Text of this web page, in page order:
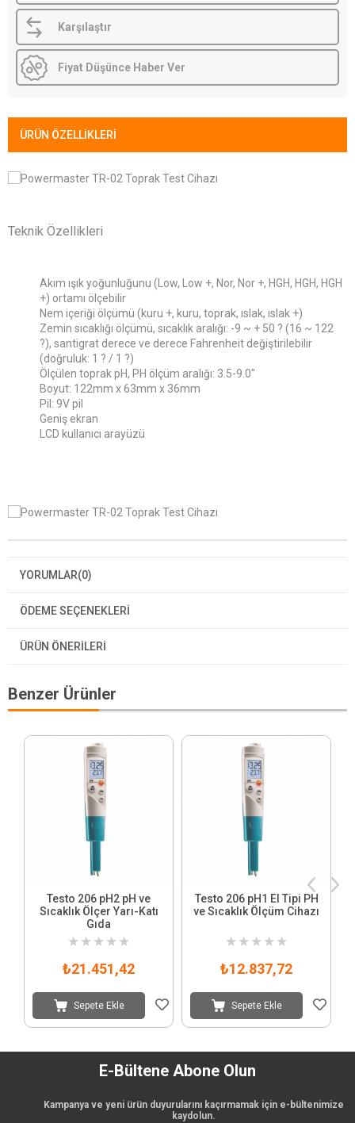
Karşılaştır
Fiyat Düşünce Haber Ver
ÜRÜN ÖZELLIKLERI
Teknik Özellikleri
Akım ışık yoğunluğunu (Low, Low +, Nor, Nor +, HGH, HGH, HGH
+) ortamı ölçebilir
Nem içeriği ölçümü (kuru +, kuru, toprak, ıslak, ıslak +)
Zemin sıcaklığı ölçümü, sıcaklık aralığı: -9 ~ + 50 ? (16 ~ 122
?), santigrat derece ve derece Fahrenheit değiştirilebilir
(doğruluk: 1 ? / 1 ?)
Ölçülen toprak pH, PH ölçüm aralığı: 3.5-9.0"
Boyut: 122mm x 63mm x 36mm
Pil: 9V pil
Geniş ekran
LCD kullanıcı arayüzü
YORUMLAR(0)
ÖDEME SEÇENEKLERI
ÜRÜN ÖNERILERI
Benzer Ürünler
Testo 206 pH2 pH ve
Sıcaklık Ölçer Yarı-Katı
Gıda
★ ★ ★ ★ ★
₺21.451,42
Sepete Ekle
Testo 206 pH1 El Tipi PH
ve Sıcaklık Ölçüm Cihazı
★ ★ ★ ★ ★
₺12.837,72
Sepete Ekle
E-Bültene Abone Olun
Kampanya ve yeni ürün duyurularını kaçırmamak için e-bültenimize
kaydolun.